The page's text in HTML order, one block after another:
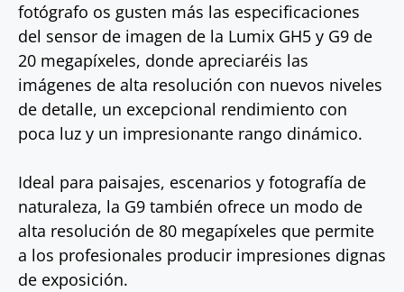
fotógrafo os gusten más las especificaciones
del sensor de imagen de la Lumix GH5 y G9 de
20 megapíxeles, donde apreciaréis las
imágenes de alta resolución con nuevos niveles
de detalle, un excepcional rendimiento con
poca luz y un impresionante rango dinámico.
Ideal para paisajes, escenarios y fotografía de
naturaleza, la G9 también ofrece un modo de
alta resolución de 80 megapíxeles que permite
a los profesionales producir impresiones dignas
de exposición.